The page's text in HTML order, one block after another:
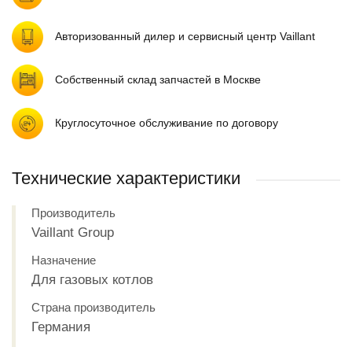
Авторизованный дилер и сервисный центр Vaillant
Собственный склад запчастей в Москве
Круглосуточное обслуживание по договору
Технические характеристики
Производитель
Vaillant Group
Назначение
Для газовых котлов
Страна производитель
Германия